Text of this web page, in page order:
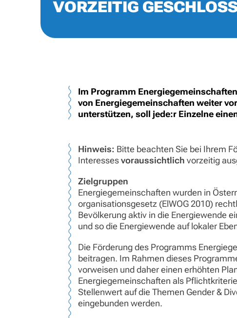
VORZEITIG
Im Programm
von Energiegemeinschaften weiter
unterstützen, soll jede:r Einzelne
Hinweis: Bitte beachten Sie bei Ihrem
Interessesvoraussichtlich vorzeitig
Zielgruppen
Energiegemeinschaften wurden in
organisationsgesetz (ElWOG 2010)
Bevölkerung aktiv in die Energiewende
und so die Energiewende auf lokaler
Die Förderung des Programms
beitragen. Im Rahmen dieses
vorweisen und daher einen erhöhten
Energiegemeinschaften als
Stellenwert auf die Themen Gender &
eingebunden werden.